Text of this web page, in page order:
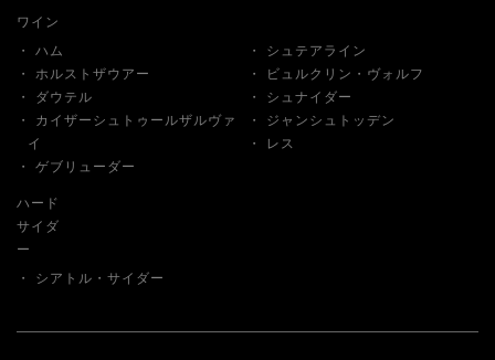
ワイン
ハム
シュテアライン
ホルストザウアー
ビュルクリン・ヴォルフ
ダウテル
シュナイダー
カイザーシュトゥールザルヴァ
イ
ジャンシュトッデン
レス
ゲブリューダー
ハード
サイダ
ー
シアトル・サイダー